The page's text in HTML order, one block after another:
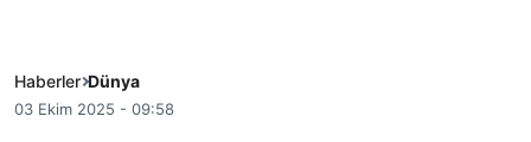
Haberler Dünya
03 Ekim 2025 - 09:58